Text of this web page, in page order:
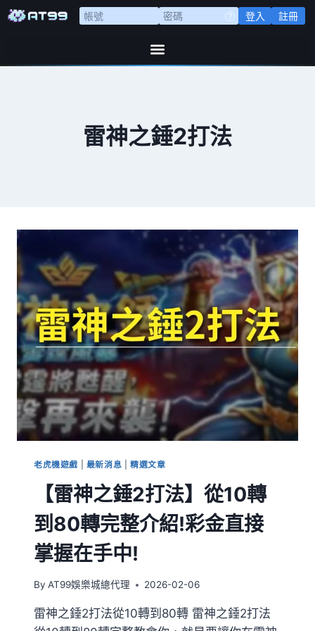
登入 註冊
雷神之錘2打法
老虎機遊戲 最新消息 精選文章
【雷神之錘2打法】從10轉
到80轉完整介紹!彩金直接
掌握在手中!
By AT99娛樂城總代理 2026-02-06
雷神之錘2打法從10轉到80轉 雷神之錘2打法